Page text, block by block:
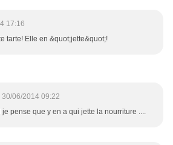
17:16
tarte! Elle en &quot;jette&quot;!
30/06/2014 09:22
je pense que y en a qui jette la nourriture ....